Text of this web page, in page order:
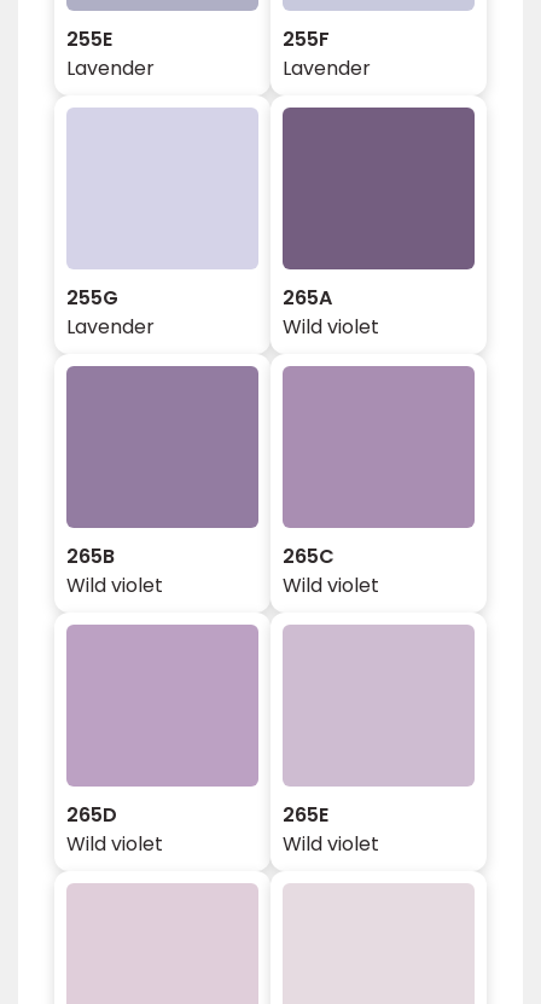
255E
Lavender
255F
Lavender
255G
Lavender
265A
Wild violet
265B
Wild violet
265C
Wild violet
265D
Wild violet
265E
Wild violet